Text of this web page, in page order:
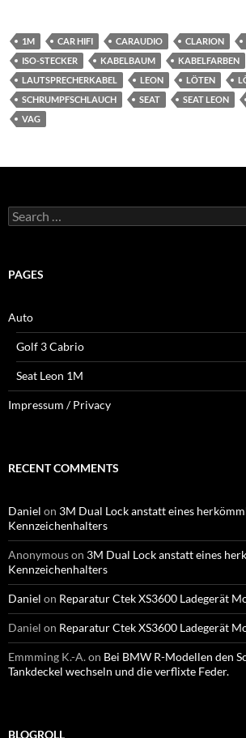
1M CAR HIFI CARAUDIO CLARION
ISO-STECKER
KABELBAUM
KABELFARBEN
LAUTSPRECHERKABEL
LEON LÖTEN
SCHRUMPFSCHLAUCH
SEAT SEAT LEON
VAG
Search
for:
PAGES
Auto
Golf 3 Cabrio
Seat Leon 1M
Impressum / Privacy
RECENT COMMENTS
Daniel on 3M Dual Lock anstatt eines
Kennzeichenhalters
Anonymouson 3M Dual Lock anstatt eines
Kennzeichenhalters
Daniel on Reparatur Ctek XS3600 Ladegerät
Daniel on Reparatur Ctek XS3600 Ladegerät
Emmming K.-A.on Bei BMW R-Modellen den
Tankdeckel wechseln und die verflixte Feder.
BLOGROLL